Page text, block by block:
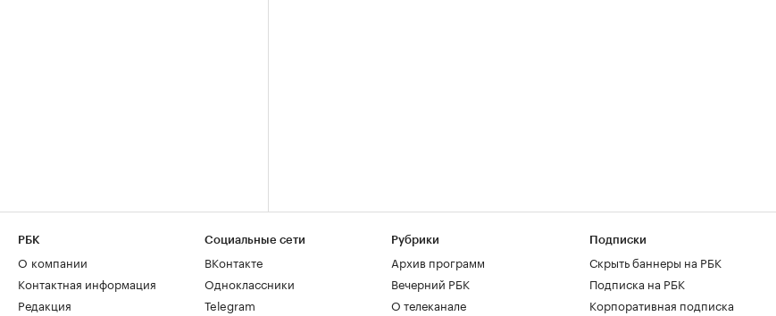
РБК
О компании
Контактная информация
Редакция
Социальные сети
ВКонтакте
Одноклассники
Telegram
Рубрики
Архив программ
Вечерний РБК
О телеканале
Подписки
Скрыть баннеры на РБК
Подписка на РБК
Корпоративная подписка